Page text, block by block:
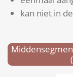
kan niet in